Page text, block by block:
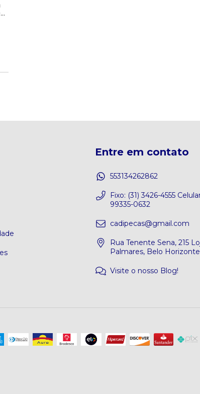
Entre em contato
553134262862
Fixo: (31) 3426-4555
99335-0632
cadipecas@gmail.com
Rua Tenente Sena, 215
Palmares, Belo
Visite o nosso Blog!